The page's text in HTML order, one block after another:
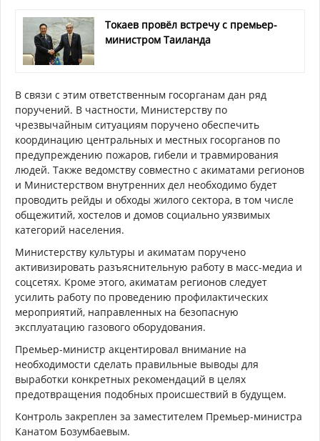
Токаев провёл встречу с премьер-
министром Таиланда
В связи с этим ответственным госорганам дан ряд
поручений. В частности, Министерству по
чрезвычайным ситуациям поручено обеспечить
координацию центральных и местных госорганов по
предупреждению пожаров, гибели и травмирования
людей. Также ведомству совместно с акиматами регионов
и Министерством внутренних дел необходимо будет
проводить рейды и обходы жилого сектора, в том числе
общежитий, хостелов и домов социально уязвимых
категорий населения.
Министерству культуры и акиматам поручено
активизировать разъяснительную работу в масс-медиа и
соцсетях. Кроме этого, акиматам регионов следует
усилить работу по проведению профилактических
мероприятий, направленных на безопасную
эксплуатацию газового оборудования.
Премьер-министр акцентировал внимание на
необходимости сделать правильные выводы для
выработки конкретных рекомендаций в целях
предотвращения подобных происшествий в будущем.
Контроль закреплен за заместителем Премьер-министра
Канатом Бозумбаевым.